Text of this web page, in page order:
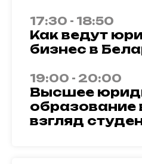
17:30 - 18:50
Как ведут
бизнес в
19:00 - 20:00
Высшее
образование
взгляд